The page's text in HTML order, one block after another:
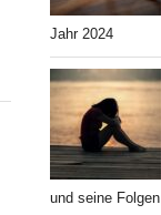
Jahr 2024
und seine Folgen